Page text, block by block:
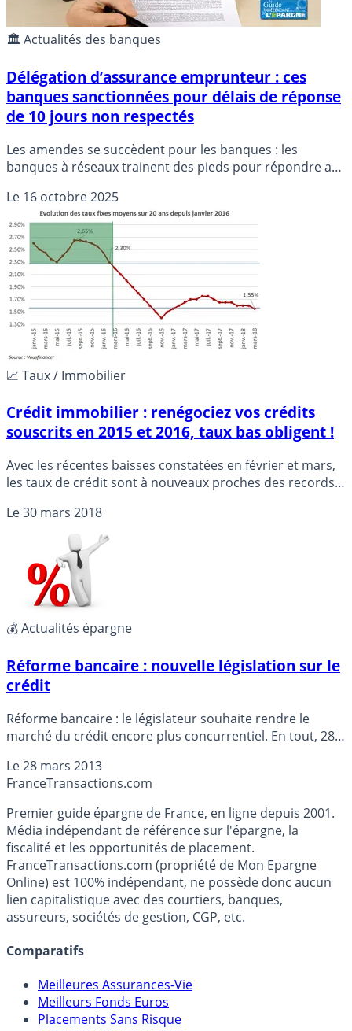
🏛️ Actualités des banques
Délégation d’assurance emprunteur : ces
banques sanctionnées pour délais de réponse
de 10 jours non respectés
Les amendes se succèdent pour les banques : les
banques à réseaux trainent des pieds pour répondre aux
un bonne raison...
Le 16 octobre 2025
📈 Taux / Immobilier
Crédit immobilier : renégociez vos crédits
souscrits en 2015 et 2016, taux bas obligent !
Avec les récentes baisses constatées en février et mars,
les taux de crédit sont à nouveaux proches des records
constate un afflux de nouvelles demandes de
renégociations de crédits immobiliers.
Le30 mars 2018
💰 Actualités épargne
Réforme bancaire : nouvelle législation sur le
crédit
Réforme bancaire : le législateur souhaite rendre le
marché du crédit encore plus concurrentiel. En tout, 28
mesures les plus importantes pour le particulier...
Le28 mars 2013
FranceTransactions.com
Premier guide épargne de France, en ligne depuis 2001.
Média indépendant de référence sur l'épargne, la
fiscalité et les opportunités de placement.
FranceTransactions.com (propriété de Mon Epargne
Online) est 100% indépendant, ne possède donc aucun
lien capitalistique avec des courtiers, banques,
assureurs, sociétés de gestion, CGP, etc.
Comparatifs
Meilleures Assurances-Vie
Meilleurs Fonds Euros
Placements Sans Risque